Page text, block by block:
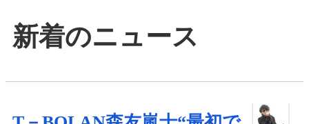
新着のニュース